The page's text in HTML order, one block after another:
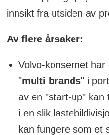
innsikt fra utsiden av
Av flere årsaker:
Volvo-konsernet
"multi brands" i
av en "start-up" kan
i en slik
kan fungere som et